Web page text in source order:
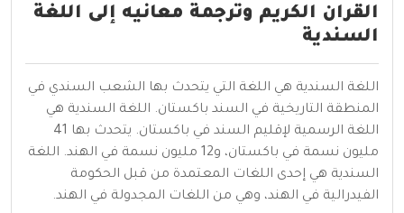
القران الكريم وترجمة معانيه إلى اللغة
السندية
اللغة السندية هي اللغة التي يتحدث بها الشعب السندي في
المنطقة التاريخية في السند باكستان. اللغة السندية هي
اللغة الرسمية لإقليم السند في باكستان. يتحدث بها 41
مليون نسمة في باكستان، و12 مليون نسمة في الهند. اللغة
السندية هي إحدى اللغات المعتمدة من قبل الحكومة
الفيدرالية في الهند، وهي من اللغات المجدولة في الهند.